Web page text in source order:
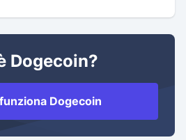
Dogecoin?
Dogecoin